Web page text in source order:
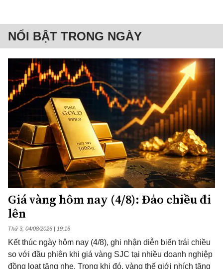
NỔI BẬT TRONG NGÀY
Giá vàng hôm nay (4/8): Đảo chiều đi
lên
Thứ 3, 04/08/2026 | 19:16
Kết thúc ngày hôm nay (4/8), ghi nhận diễn biến trái chiều
so với đầu phiên khi giá vàng SJC tại nhiều doanh nghiệp
đồng loạt tăng nhẹ. Trong khi đó, vàng thế giới nhích tăng